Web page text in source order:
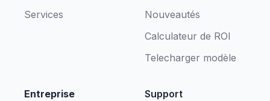
Services
Nouveautés
Calculateur de ROI
Telecharger modèle
Entreprise Support